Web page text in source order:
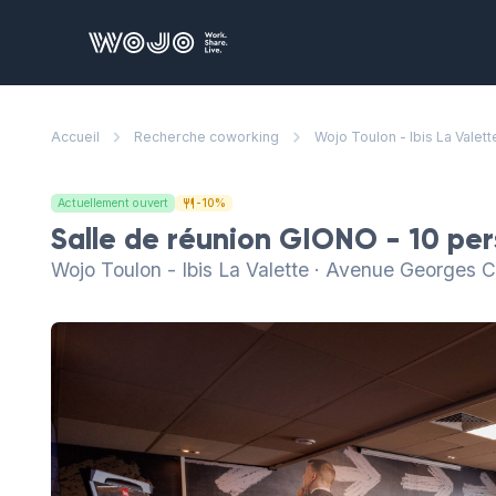
WOJO
Accueil Recherche coworking Wojo Toulon - Ibis La
Actuellement ouvert -10%
Salle de réunion GIONO - 10
Wojo Toulon - Ibis La Valette · Avenue Georges